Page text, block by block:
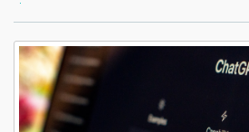
Lisez aussi: